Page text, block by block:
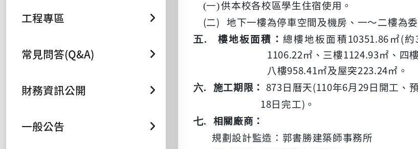
工程專區
常見問答(Q&A)
財務資訊公開
一般公告
(一)供本校各校區學生住宿使用。
(二) 地下一樓為停車空間及機房、一～二樓為
五.
樓地板面積： 總樓地板面積10351.86 ㎡(約
1106.22㎡、三樓1124.93㎡、四
八樓958.41㎡及屋突223.24㎡。
六.
施工期限： 873 日曆天(110年6月 29 日開工、
18日完工) 。
七.
相關廠商：
規劃設計監造：郭書勝建築師事務所